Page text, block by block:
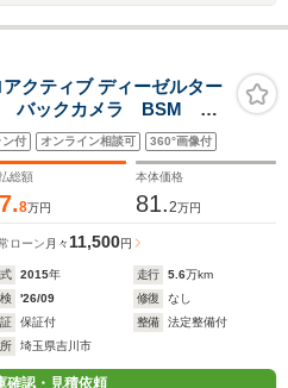
クティブ ディーゼルター
バックカメラ BSM
ー シティブレーキサポ
ロール 純正アルミホイ
ヘッドライト 地デジ
ン付 オンライン相談可 360°画像付
総額
8万円
本体価格
81.2万円
ローン 月々 11,500円
2015年 走行 5.6万km
'26/09 修復
なし
保証付 整備
法定整備付
埼玉県吉川市
確認・見積依頼